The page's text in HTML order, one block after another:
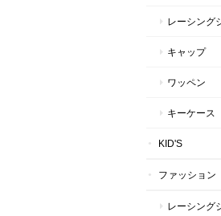
レーシング
キャップ
ワッペン
キーケース
KID'S
ファッション
レーシング